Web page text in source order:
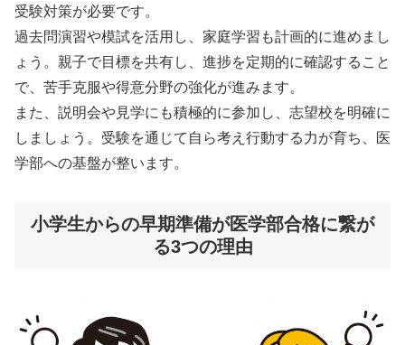
受験対策が必要です。
過去問演習や模試を活用し、家庭学習も計画的に進めまし
ょう。親子で目標を共有し、進捗を定期的に確認すること
で、苦手克服や得意分野の強化が進みます。
また、説明会や見学にも積極的に参加し、志望校を明確に
しましょう。受験を通じて自ら考え行動する力が育ち、医
学部への基盤が整います。
小学生からの早期準備が医学部合格に繋が
る3つの理由